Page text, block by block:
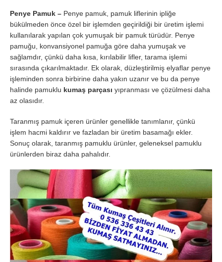
Penye Pamuk – Penye pamuk, pamuk liflerinin ipliğe
bükülmeden önce özel bir işlemden geçirildiği bir üretim işlemi
kullanılarak yapılan çok yumuşak bir pamuk türüdür. Penye
pamuğu, konvansiyonel pamuğa göre daha yumuşak ve
sağlamdır, çünkü daha kısa, kırılabilir lifler, tarama işlemi
sırasında çıkarılmaktadır. Ek olarak, düzleştirilmiş elyaflar penye
işleminden sonra birbirine daha yakın uzanır ve bu da penye
halinde pamuklu kumaş parçası yıpranması ve çözülmesi daha
az olasıdır.
Taranmış pamuk içeren ürünler genellikle tanımlanır, çünkü
işlem hacmi kaldırır ve fazladan bir üretim basamağı ekler.
Sonuç olarak, taranmış pamuklu ürünler, geleneksel pamuklu
ürünlerden biraz daha pahalıdır.